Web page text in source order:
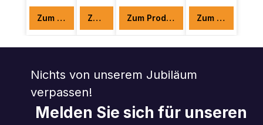
Zum Produkt Zum Produkt Zum Produkt Zum Produkt
Nichts von unserem Jubiläum
verpassen!
Melden Sie sich für unseren